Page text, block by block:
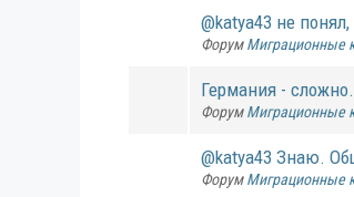
@katya43 не
Форум Миграционные
Германия -
Форум Миграционные
@katya43 Знаю.
Форум Миграционные